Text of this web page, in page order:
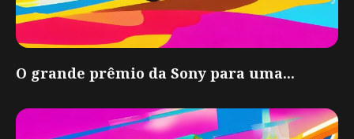
O grande prêmio da Sony para uma...